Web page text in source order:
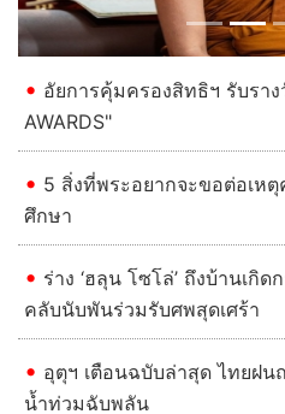
อัยการคุ้มครองสิทธิฯ รับราง
AWARDS"
5 สิ่งที่พระอยากจะขอต่อเห
ศึกษา
ร่าง ‘ฮลุน โซโล่’ ถึงบ้านเกิ
คลับนับพันร่วมรับศพสุดเศร้า
อุตุฯ เตือนฉบับล่าสุด ไทยฝน
น้ำท่วมฉับพลัน